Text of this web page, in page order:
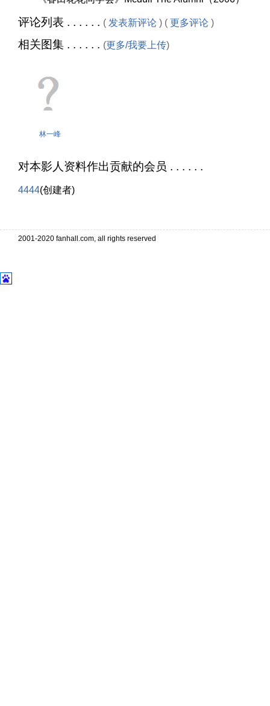
评论列表 . . . . . . ( 发表新评论 ) ( 更多评论 )
相关图集 . . . . . . (更多/我要上传)
林一峰
对本影人资料作出贡献的会员 . . . . . .
4444(创建者)
2001-2020 fanhall.com, all rights reserved